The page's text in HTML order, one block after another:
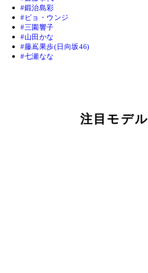
鍛治島彩
ピョ・ウンジ
三園響子
山田かな
藤嶌果歩(日向坂46)
七瀬なな
注目モデル